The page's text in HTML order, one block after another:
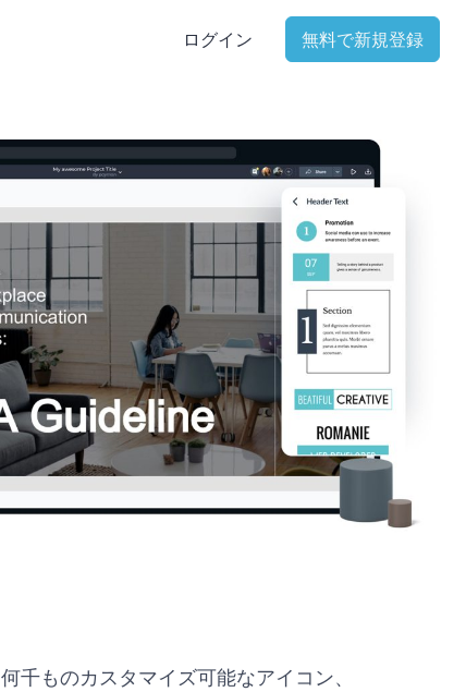
ログイン 無料で新規登録
何千ものカスタマイズ可能なアイコン、